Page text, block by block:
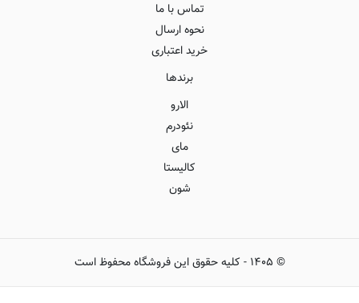
تماس با ما
نحوه ارسال
خرید اعتباری
برندها
الارو
نئودرم
مای
کالیستا
شون
© ۱۴۰۵ - کلیه حقوق این فروشگاه محفوظ است